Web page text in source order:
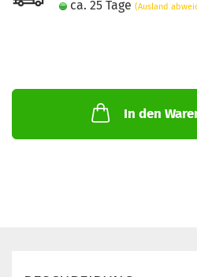
ca. 25 Tage (Ausland
In den